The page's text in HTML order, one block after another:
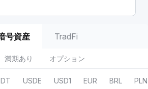
号資産 TradFi
満期あり オプション
USDE USD1 EUR BRL PLN